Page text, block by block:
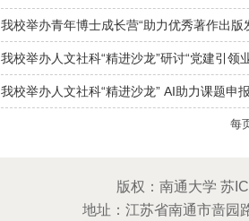
我校举办青年博士成长营“助力优秀著作出版
我校举办人文社科“精进沙龙”研讨“党建引领
我校举办人文社科“精进沙龙” AI助力课题申
每
版权：南通大学 苏
地址：江苏省南通市啬园